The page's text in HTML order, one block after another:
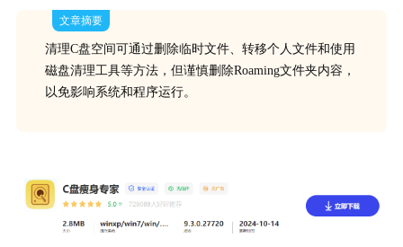
文章摘要
清理C盘空间可通过删除临时文件、转移个人文件和使用
磁盘清理工具等方法，但谨慎删除Roaming文件夹内容，
以免影响系统和程序运行。